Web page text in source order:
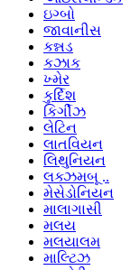
ઇગ્બો
જાવાનીસ
કન્નડ
કઝાક
ખ્મેર
કુર્દિશ
કિર્ગીઝ
લેટિન
લાતવિયન
લિથુનિયન
લક્ઝમબૂ ..
મેસેડોનિયન
માલાગાસી
મલય
મલયાલમ
માલ્ટિઝ